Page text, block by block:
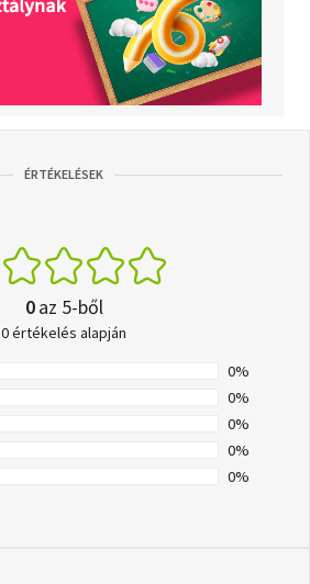
ÉRTÉKELÉSEK
0az 5-ből
0 értékelés alapján
0%
0%
0%
0%
0%